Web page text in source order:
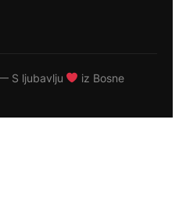
S ljubavlju iz Bosne